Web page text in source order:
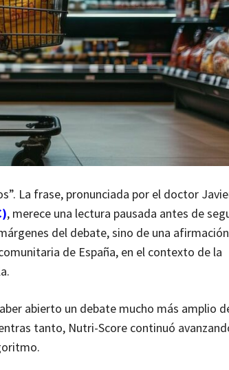
La frase, pronunciada por el doctor
, merece una lectura pausada antes de
del debate, sino de una
de España, en el contexto de la
abierto un debate mucho más amplio
tanto, Nutri-Score continuó